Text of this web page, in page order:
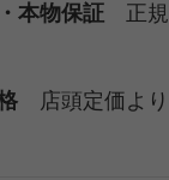
本物保証 正規
店頭定価よ